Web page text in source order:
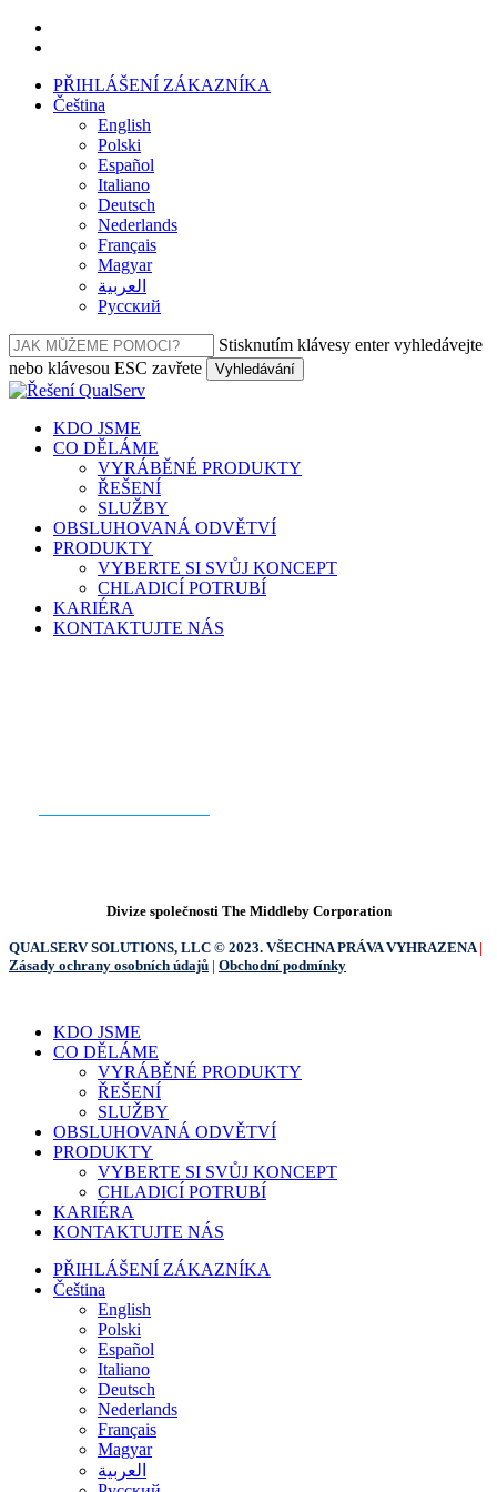
Přeskočit
obsah
PŘIHLÁŠENÍ ZÁKAZNÍKA
Čeština
English
Polski
Español
Italiano
Deutsch
Nederlands
Français
Magyar
العربية‏
Русский
Stisknutím klávesy enter vyhledávejte
nebo klávesou ESC zavřete
Vyhledávání
Zavřít
NabídkaKDO JSME
CO DĚLÁME
VYRÁBĚNÉ PRODUKTY
ŘEŠENÍ
SLUŽBY
OBSLUHOVANÁ ODVĚTVÍ
PRODUKTY
VYBERTE SI SVŮJ KONCEPT
CHLADICÍ POTRUBÍ
KARIÉRA
KONTAKTUJTE NÁS
Divize společnosti The Middleby Corporation
QUALSERV SOLUTIONS, LLC © 2023. VŠECHNA PRÁVA VYHRAZENA|
Zásady ochrany osobních údajů | Obchodní podmínky
Zavřít
nabídku
KDO JSME
CO DĚLÁME
VYRÁBĚNÉ PRODUKTY
ŘEŠENÍ
SLUŽBY
OBSLUHOVANÁ ODVĚTVÍ
PRODUKTY
VYBERTE SI SVŮJ KONCEPT
CHLADICÍ POTRUBÍ
KARIÉRA
KONTAKTUJTE NÁS
PŘIHLÁŠENÍ ZÁKAZNÍKA
Čeština
English
Polski
Español
Italiano
Deutsch
Nederlands
Français
Magyar
العربية‏